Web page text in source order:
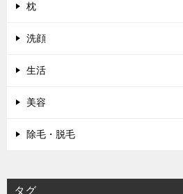
枕
洗顔
生活
美容
除毛・脱毛
タグ